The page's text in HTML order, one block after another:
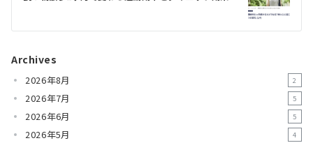
ョ
ン
Archives
2026年8月 2
2026年7月 5
2026年6月 5
2026年5月 4